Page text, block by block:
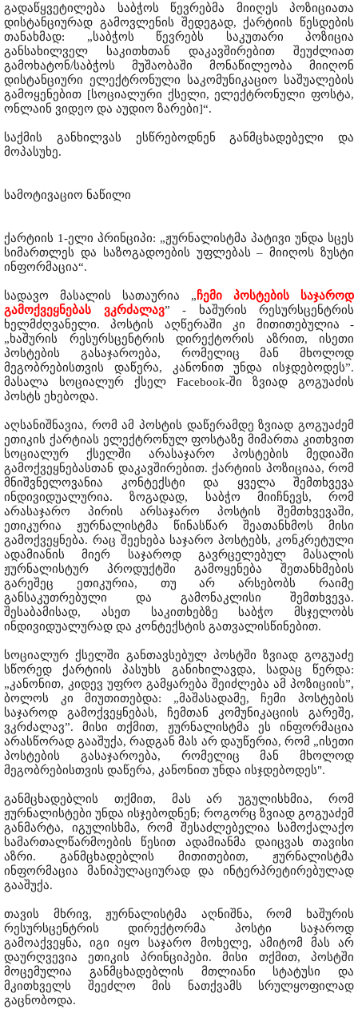
გადაწყვეტილება საბჭოს წევრებმა მიიღეს პოზიციათა
დისტანციურად გამოვლენის შედეგად, ქარტიის წესდების
თანახმად: „საბჭოს წევრებს საკუთარი პოზიცია
განსახილველ საკითხთან დაკავშირებით შეუძლიათ
გამოხატონ/საბჭოს მუშაობაში მონაწილეობა მიიღონ
დისტანციური ელექტრონული საკომუნიკაციო საშუალების
გამოყენებით [სოციალური ქსელი, ელექტრონული ფოსტა,
ონლაინ ვიდეო და აუდიო ზარები]“.
საქმის განხილვას ესწრებოდნენ განმცხადებელი და
მოპასუხე.
სამოტივაციო ნაწილი
ქარტიის 1-ელი პრინციპი: „ჟურნალისტმა პატივი უნდა სცეს
სიმართლეს და საზოგადოების უფლებას – მიიღოს ზუსტი
ინფორმაცია“.
სადავო მასალის სათაურია „ჩემი პოსტების საჯაროდ
გამოქვეყნებას ვკრძალავ” - ხაშურის რესურსცენტრის
ხელმძღვანელი. პოსტის აღწერაში კი მითითებულია -
„ხაშურის რესურსცენტრის დირექტორის აზრით, ისეთი
პოსტების გასაჯაროება, რომელიც მან მხოლოდ
მეგობრებისთვის დაწერა, კანონით უნდა ისჯდებოდეს”.
მასალა სოციალურ ქსელ Facebook-ში ზვიად გოგუაძის
პოსტს ეხებოდა.
აღსანიშნავია, რომ ამ პოსტის დაწერამდე ზვიად გოგუაძემ
ეთიკის ქარტიას ელექტრონულ ფოსტაზე მიმართა კითხვით
სოციალურ ქსელში არასაჯარო პოსტების მედიაში
გამოქვეყნებასთან დაკავშირებით. ქარტიის პოზიციაა, რომ
მნიშვნელოვანია კონტექსტი და ყველა შემთხვევა
ინდივიდუალურია. ზოგადად, საბჭო მიიჩნევს, რომ
არასაჯარო პირის არსაჯარო პოსტის შემთხვევაში,
ეთიკურია ჟურნალისტმა წინასწარ შეათანხმოს მისი
გამოქვეყნება. რაც შეეხება საჯარო პოსტებს, კონკრეტული
ადამიანის მიერ საჯაროდ გავრცელებულ მასალის
ჟურნალისტურ პროდუქტში გამოყენება შეთანხმების
გარეშეც ეთიკურია, თუ არ არსებობს რაიმე
განსაკუთრებული და გამონაკლისი შემთხვევა.
შესაბამისად, ასეთ საკითხებზე საბჭო მსჯელობს
ინდივიდუალურად და კონტექსტის გათვალისწინებით.
სოციალურ ქსელში განთავსებულ პოსტში ზვიად გოგუაძე
სწორედ ქარტიის პასუხს განიხილავდა, სადაც წერდა:
„კანონით, კიდევ უფრო გამყარება შეიძლება ამ პოზიციის”,
ბოლოს კი მიუთითებდა: „მაშასადამე, ჩემი პოსტების
საჯაროდ გამოქვეყნებას, ჩემთან კომუნიკაციის გარეშე,
ვკრძალავ”. მისი თქმით, ჟურნალისტმა ეს ინფორმაცია
არასწორად გააშუქა, რადგან მას არ დაუწერია, რომ „ისეთი
პოსტების გასაჯაროება, რომელიც მან მხოლოდ
მეგობრებისთვის დაწერა, კანონით უნდა ისჯდებოდეს".
განმცხადებლის თქმით, მას არ უგულისხმია, რომ
ჟურნალისტები უნდა ისჯებოდნენ; როგორც ზვიად გოგუაძემ
განმარტა, იგულისხმა, რომ შესაძლებელია სამოქალაქო
სამართალწარმოების წესით ადამიანმა დაიცვას თავისი
აზრი. განმცხადებლის მითითებით, ჟურნალისტმა
ინფორმაცია მანიპულაციურად და ინტერპრეტირებულად
გააშუქა.
თავის მხრივ, ჟურნალისტმა აღნიშნა, რომ ხაშურის
რესურსცენტრის დირექტორმა პოსტი საჯაროდ
გამოაქვეყნა, იგი იყო საჯარო მოხელე, ამიტომ მას არ
დაურღვევია ეთიკის პრინციპები. მისი თქმით, პოსტში
მოცემულია განმცხადებლის მთლიანი სტატუსი და
მკითხველს შეეძლო მის ნათქვამს სრულყოფილად
გაცნობოდა.